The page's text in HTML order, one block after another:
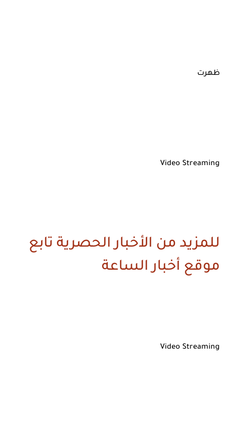
ظهرت
Video Streaming
للمزيد من الأخبار الحصرية تابع
موقع أخبار الساعة
Video Streaming